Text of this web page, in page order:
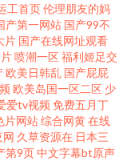
av 91九色黄色视频 九
精品 亚洲性爱wf 俺去
黄站在线观看91 内射
狠狠插在线观看视频
工首页伦理朋友的妈
产第一网站 国产99不
片 国产在线网址观看
喷潮一区福利姬足交
欧美日韩乱 国产屁屁
欧美岛国一区二区 少
爱tv视频 免费五月丁
片网站综合网黄在线
网 久草资源在 日本三
第9页中文字幕bt原声